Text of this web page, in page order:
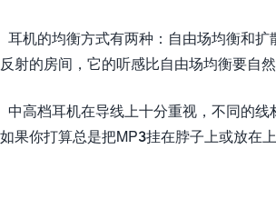
耳机的均衡方式有两种：自由场均衡和
射的房间，它的听感比自由场均衡要自然
中高档耳机在导线上十分重视，不同的
果你打算总是把MP3挂在脖子上或放在